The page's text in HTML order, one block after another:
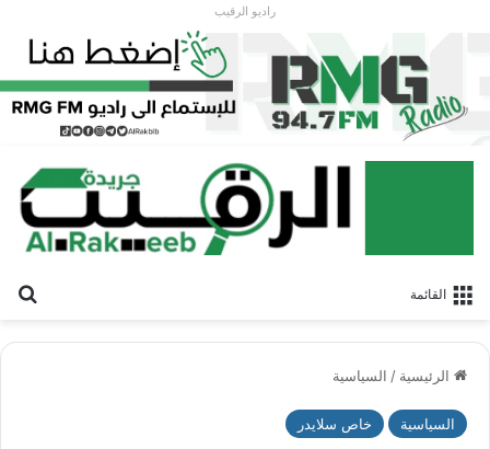
راديو الرقيب
القائمة
الرئيسية / السياسية
السياسية خاص سلايدر